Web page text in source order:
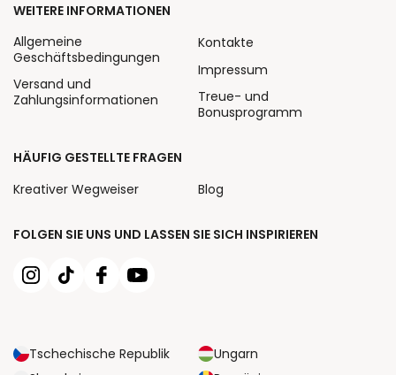
FOLGEN SIE UNS UND LASSEN SIE SICH INSPIRIEREN
Tschechische Republik
Ungarn
WEITERE INFORMATIONEN
Allgemeine
Geschäftsbedingungen
Versand und
Zahlungsinformationen
Kontakte
Impressum
Treue- und
Bonusprogramm
HÄUFIG GESTELLTE FRAGEN
Kreativer Wegweiser
Blog